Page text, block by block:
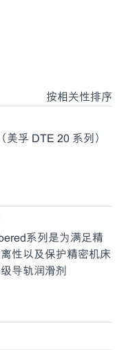
按相关性排序
美孚 DTE 20 系列）
系列是为满足精
性以及保护精密机床
导轨润滑剂